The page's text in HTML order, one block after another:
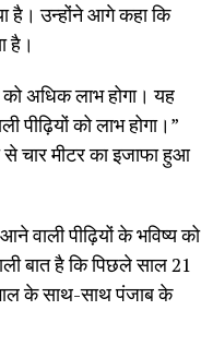
है। उन्होंने आगे कहा कि
है।
को अधिक लाभ होगा। यह
पीढ़ियों को लाभ होगा।”
से चार मीटर का इजाफा हुआ
वाली पीढ़ियों के भविष्य को
बात है कि पिछले साल 21
के साथ-साथ पंजाब के